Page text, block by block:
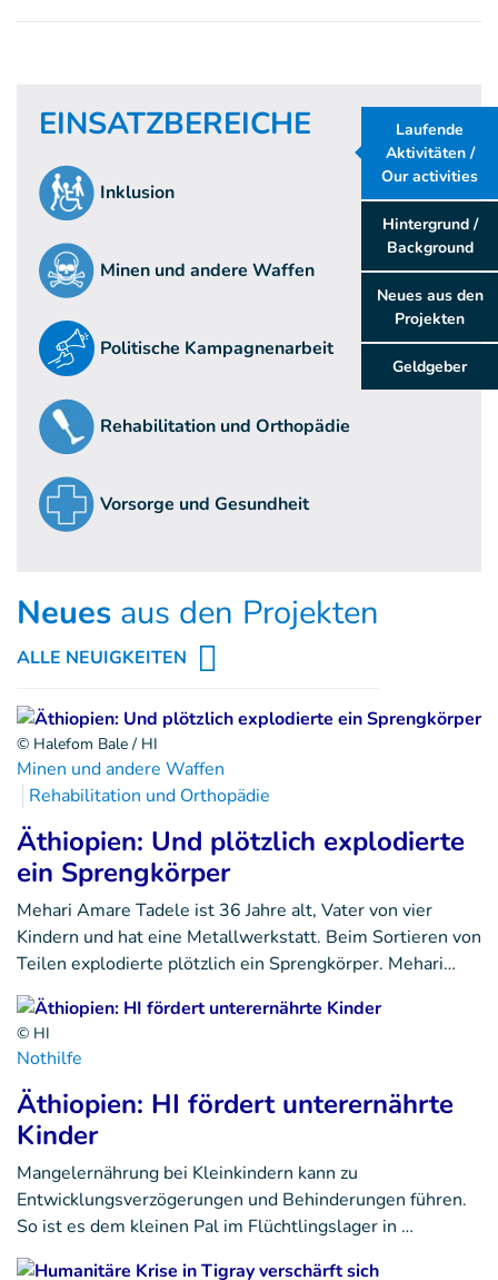
Laufende
Aktivitäten /
Our activities
Hintergrund /
Background
Neues aus den
Projekten
Geldgeber
EINSATZBEREICHE
Inklusion
Minen und andere Waffen
Politische Kampagnenarbeit
Rehabilitation und Orthopädie
Vorsorge und Gesundheit
Neues aus den Projekten
ALLE NEUIGKEITEN
© Halefom Bale / HI
Minen und andere Waffen
Rehabilitation und Orthopädie
Äthiopien: Und plötzlich explodierte
ein Sprengkörper
Mehari Amare Tadele ist 36 Jahre alt, Vater von vier
Kindern und hat eine Metallwerkstatt. Beim Sortieren von
Teilen explodierte plötzlich ein Sprengkörper. Mehari…
© HI
Nothilfe
Äthiopien: HI fördert unterernährte
Kinder
Mangelernährung bei Kleinkindern kann zu
Entwicklungsverzögerungen und Behinderungen führen.
So ist es dem kleinen Pal im Flüchtlingslager in …